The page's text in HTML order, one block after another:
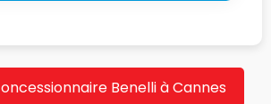
Benelli à Cannes